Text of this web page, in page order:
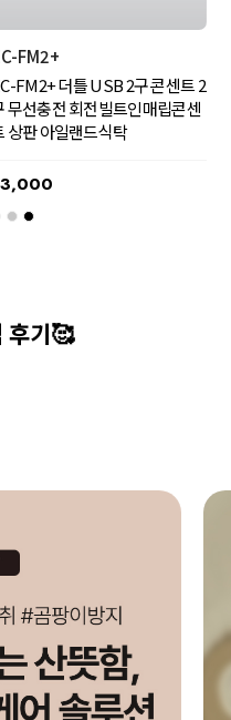
FM2+
FM2+ 더틀 USB 2구 콘센트 2
무선충전 회전빌트인매립콘센
상판 아일랜드식탁
후기🥰